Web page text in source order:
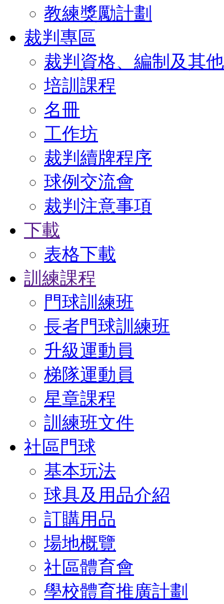
教練獎勵計劃
裁判專區
裁判資格、編制及其
培訓課程
名冊
工作坊
裁判續牌程序
球例交流會
裁判注意事項
下載
表格下載
訓練課程
門球訓練班
長者門球訓練班
升級運動員
梯隊運動員
星章課程
訓練班文件
社區門球
基本玩法
球具及用品介紹
訂購用品
場地概覽
社區體育會
學校體育推廣計劃